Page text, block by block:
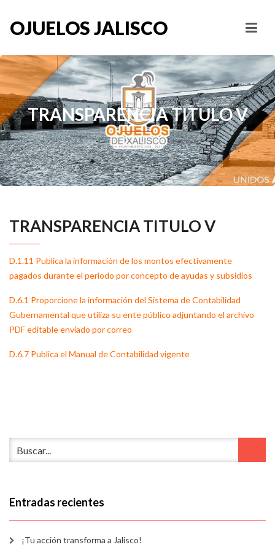
OJUELOS JALISCO
TRANSPARENCIA TITULO V
TRANSPARENCIA TITULO V
D.1.11 Publica la información de los montos efectivamente
pagados durante el periodo por concepto de ayudas y subsidios
D.6.1 Proporcione la información del Sistema de Contabilidad
Gubernamental que utiliza su ente público adjuntando el archivo
PDF editable enviado por correo
D.6.7 Publica el Manual de Contabilidad vigente
Entradas recientes
¡Tu acción transforma a Jalisco!